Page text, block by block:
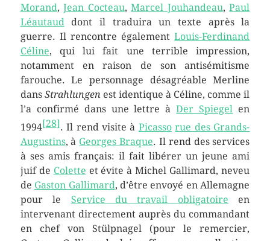
Morand,Jean Cocteau,Marcel Jouhandeau,Paul
Léautauddont il traduira un texte après la
guerre. Il rencontre égalementLouis-Ferdinand
Céline, qui lui fait une terrible impression,
notamment en raison de son antisémitisme
farouche. Le personnage désagréable Merline
dans Strahlungen est identique à Céline, comme il
l’a confirmé dans une lettre àDer Spiegel en
1994[28]. Il rend visite à Picasso rue des Grands-
Augustins, à Georges Braque. Il rend des services
à ses amis français: il fait libérer un jeune ami
juif de Colette et évite à Michel Gallimard, neveu
de Gaston Gallimard, d’être envoyé en Allemagne
pour le Service du travail obligatoire en
intervenant directement auprès du commandant
en chef von Stülpnagel (pour le remercier,